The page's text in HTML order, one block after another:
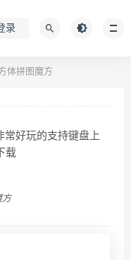
录
体拼图魔方
常好玩的支持键盘上
载
方